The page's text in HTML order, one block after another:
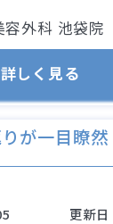
外科 池袋院
詳しく見る
が一目瞭然
更新日